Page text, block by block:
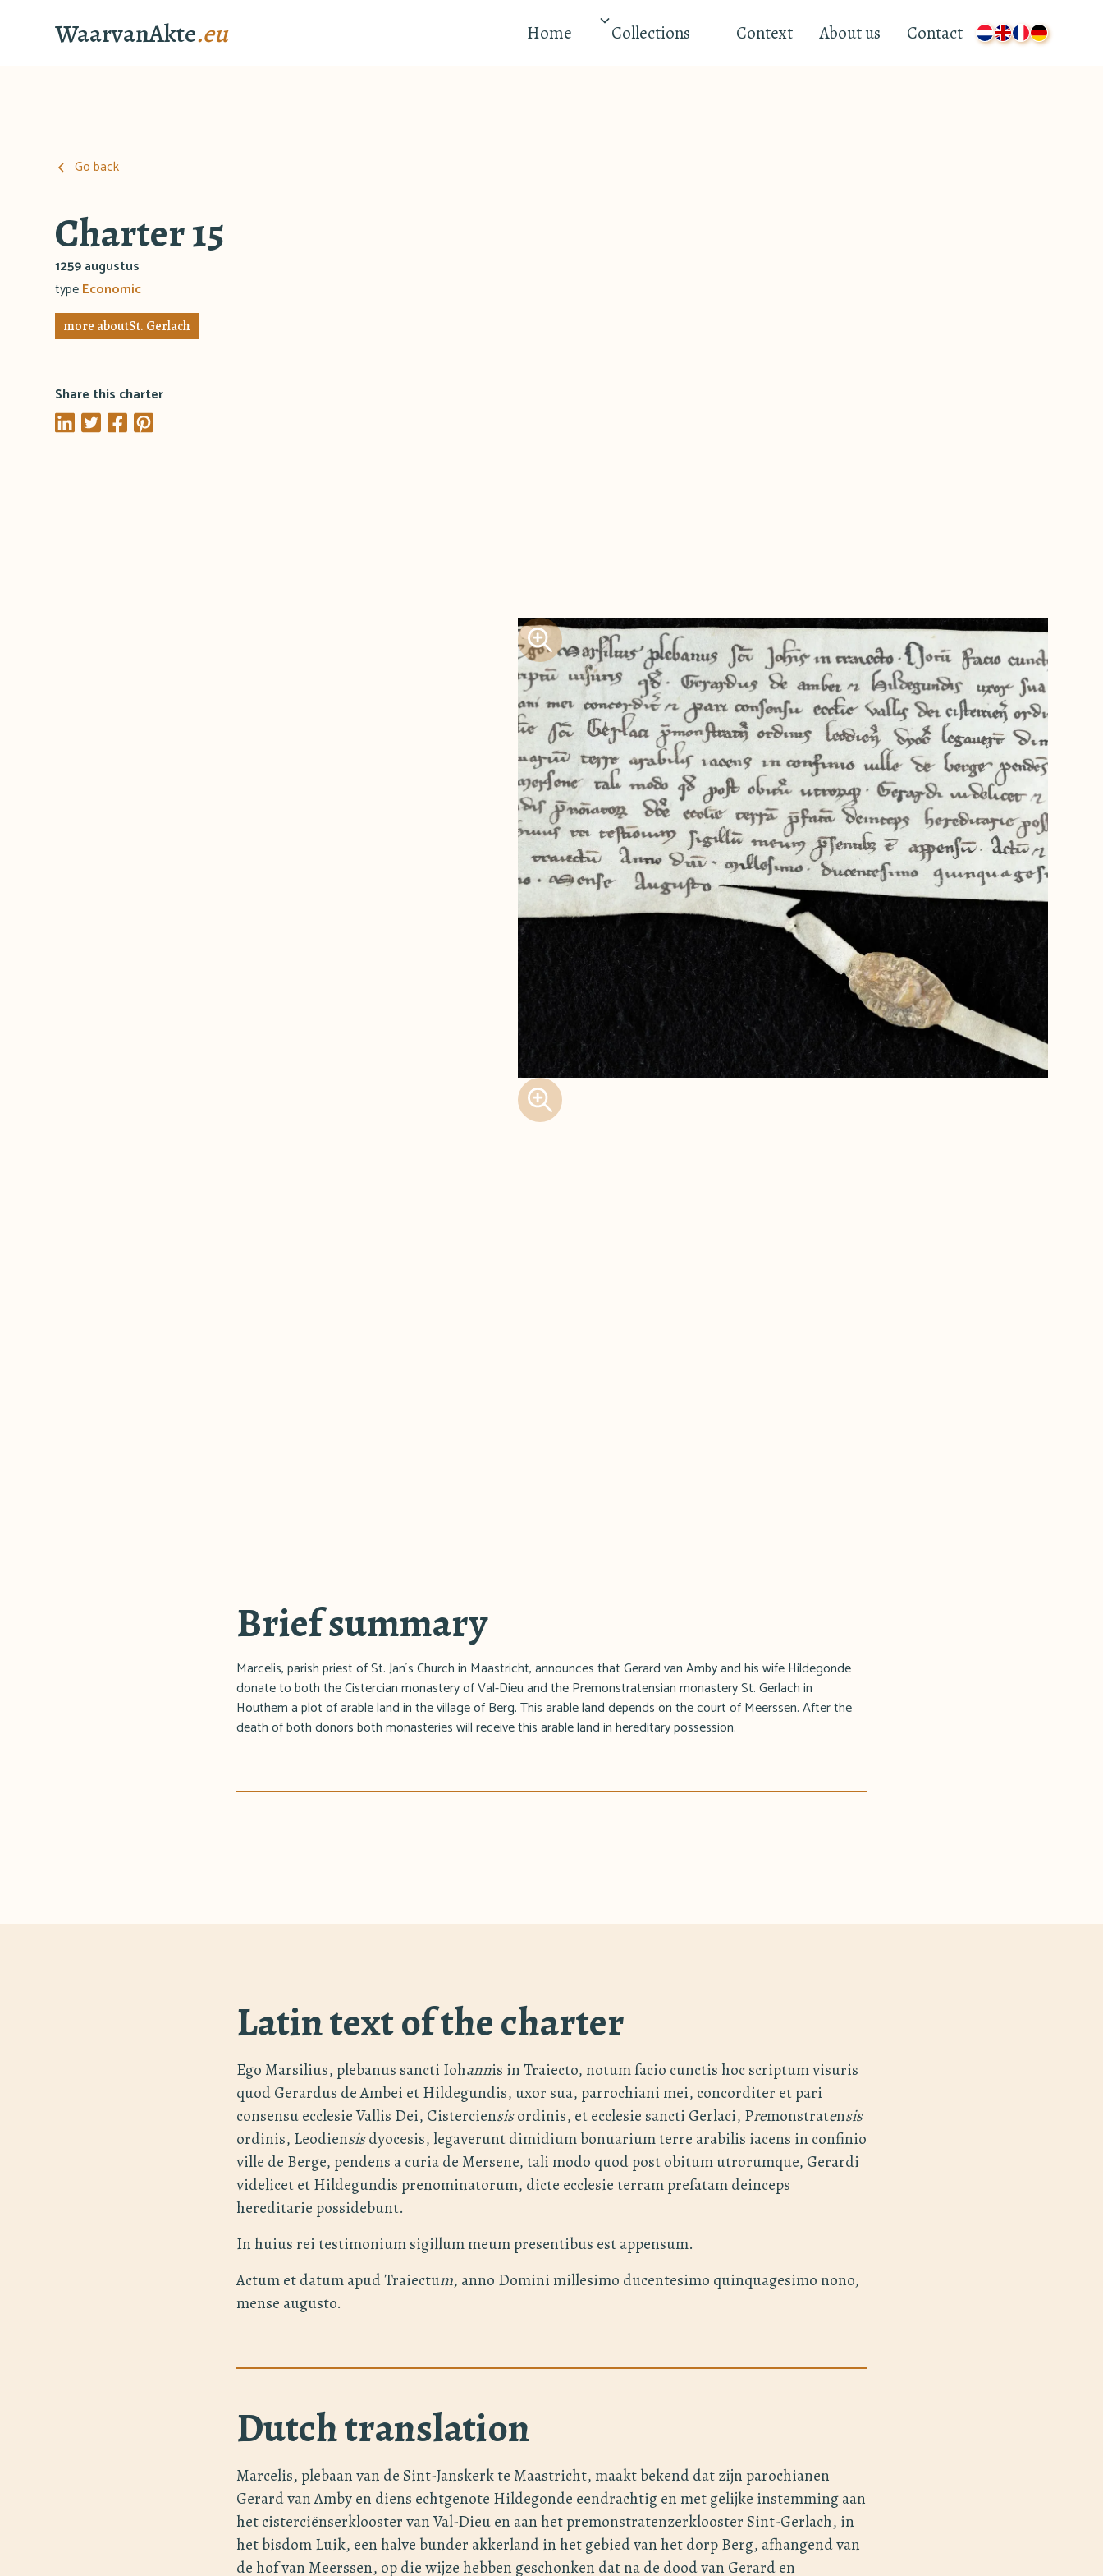
WaarvanAkte.eu Home Collections Context About us Contact
Go back
Charter 15
1259 augustus
typeEconomic
more aboutSt. Gerlach
Share this charter
Brief summary
Marcelis, parish priest of St. Jan´s Church in Maastricht, announces that Gerard van Amby and his wife Hildegonde
donate to both the Cistercian monastery of Val-Dieu and the Premonstratensian monastery St. Gerlach in
Houthem a plot of arable land in the village of Berg. This arable land depends on the court of Meerssen. After the
death of both donors both monasteries will receive this arable land in hereditary possession.
Latin text of the charter
Ego Marsilius, plebanus sancti Iohannis in Traiecto, notum facio cunctis hoc scriptum visuris
quod Gerardus de Ambei et Hildegundis, uxor sua, parrochiani mei, concorditer et pari
consensu ecclesie Vallis Dei, Cisterciensisordinis, et ecclesie sancti Gerlaci, Premonstratensis
ordinis, Leodiensisdyocesis, legaverunt dimidium bonuarium terre arabilis iacens in confinio
ville de Berge, pendens a curia de Mersene, tali modo quod post obitum utrorumque, Gerardi
videlicet et Hildegundis prenominatorum, dicte ecclesie terram prefatam deinceps
hereditarie possidebunt.
In huius rei testimonium sigillum meum presentibus est appensum.
Actum et datum apud Traiectum, anno Domini millesimo ducentesimo quinquagesimo nono,
mense augusto.
Dutch translation
Marcelis, plebaan van de Sint-Janskerk te Maastricht, maakt bekend dat zijn parochianen
Gerard van Amby en diens echtgenote Hildegonde eendrachtig en met gelijke instemming aan
het cisterciёnserklooster van Val-Dieu en aan het premonstratenzerklooster Sint-Gerlach, in
het bisdom Luik, een halve bunder akkerland in het gebied van het dorp Berg, afhangend van
de hof van Meerssen, op die wijze hebben geschonken dat na de dood van Gerard en